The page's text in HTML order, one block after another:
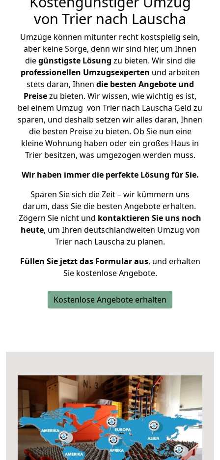
von Trier nach Lauscha
Umzüge können mitunter recht kostspielig sein,
aber keine Sorge, denn wir sind hier, um Ihnen
diegünstigste Lösung zu bieten. Wir sind die
professionellen Umzugsexperten und arbeiten
stets daran, Ihnen die besten Angebote und
Preisezu bieten. Wir wissen, wie wichtig es ist,
bei einem Umzug von Trier nach Lauscha Geld zu
sparen, und deshalb setzen wir alles daran, Ihnen
die besten Preise zu bieten. Ob Sie nun eine
kleine Wohnung haben oder ein großes Haus in
Trier besitzen, was umgezogen werden muss.
Wir haben immer die perfekte Lösung für Sie.
Sparen Sie sich die Zeit – wir kümmern uns
darum, dass Sie die besten Angebote erhalten.
Zögern Sie nicht und kontaktieren Sie uns noch
heute, um Ihren deutschlandweiten Umzug von
Trier nach Lauscha zu planen.
Füllen Sie jetzt das Formular aus, und erhalten
Sie kostenlose Angebote.
Kostenlose Angebote erhalten